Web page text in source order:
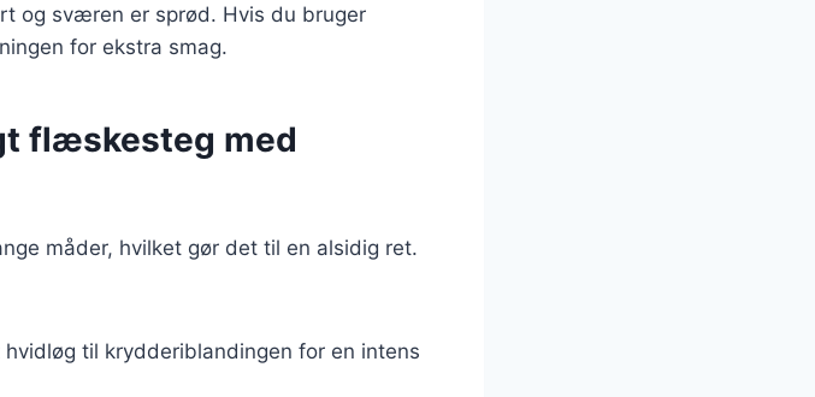
og sværen er sprød. Hvis du bruger
for ekstra smag.
flæskesteg med
måder, hvilket gør det til en alsidig ret.
til krydderiblandingen for en intens